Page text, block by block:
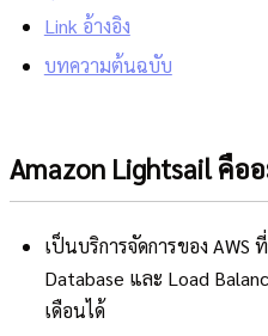
Link อ้างอิง
บทความต้นฉบับ
Amazon Lightsail คืออ
เป็นบริการจัดการของ AWS
Database และ Load
เดือนได้